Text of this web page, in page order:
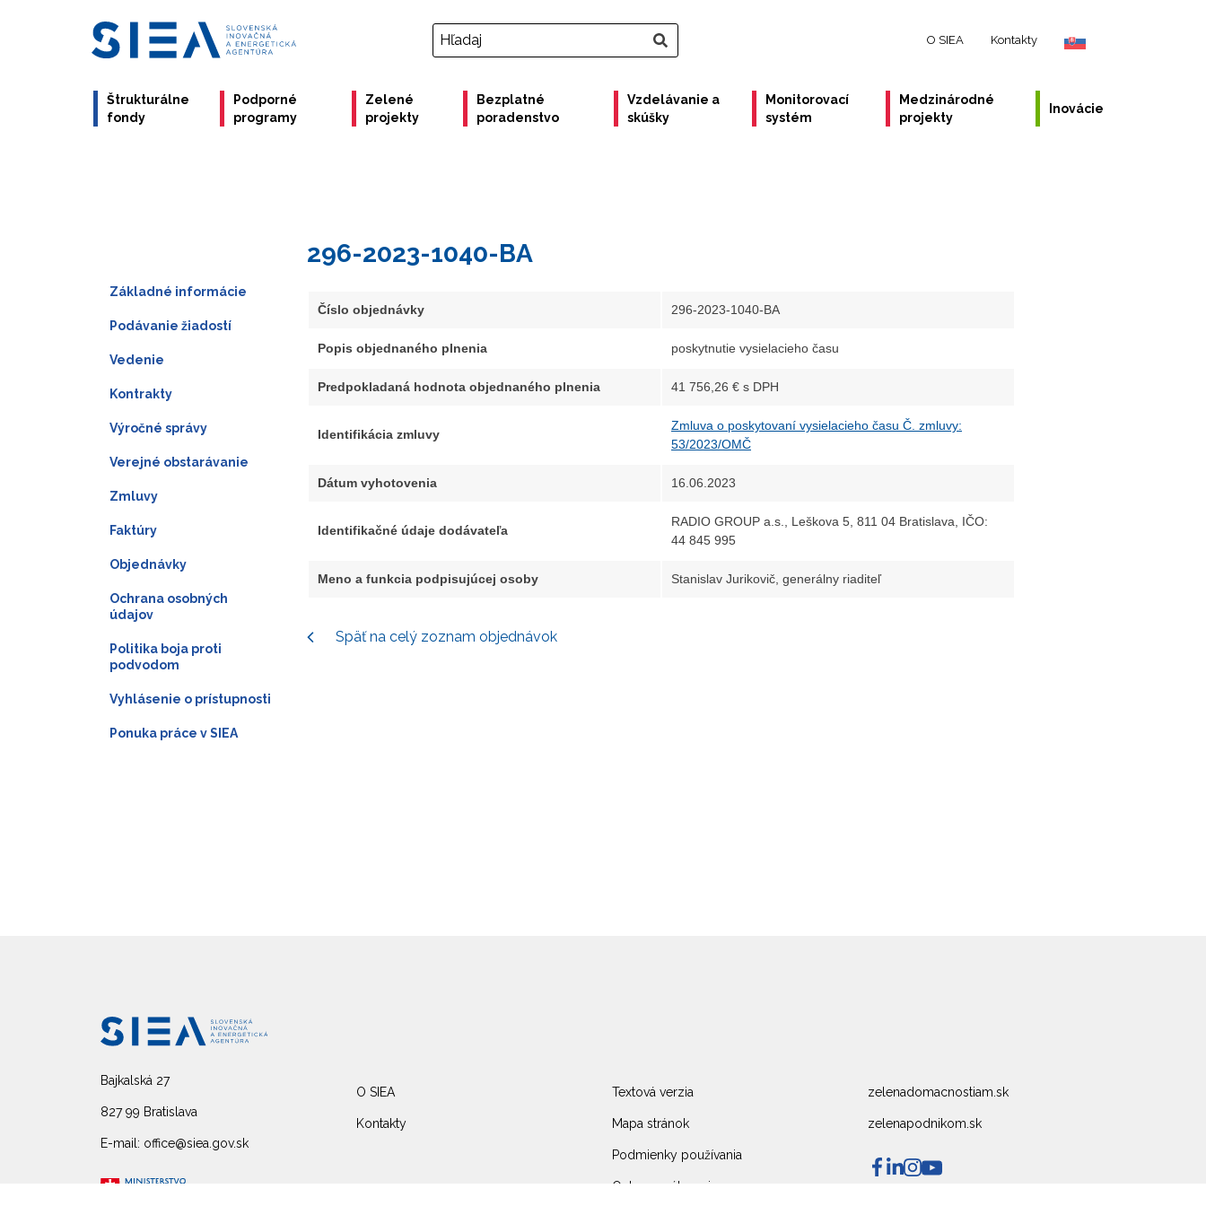
O SIEA Kontakty
Štrukturálne
fondy
Podporné
programy
Zelené
projekty
Bezplatné
poradenstvo
Vzdelávanie a
skúšky
Monitorovací
systém
Medzinárodné
projekty
Inovácie
296-2023-1040-BA
Číslo objednávky 296-2023-1040-BA
Popis objednaného plnenia poskytnutie vysielacieho času
Predpokladaná hodnota objednaného plnenia 41 756,26 € s DPH
Identifikácia zmluvy
Zmluva o poskytovaní vysielacieho času Č. zmluvy:
53/2023/OMČ
Dátum vyhotovenia 16.06.2023
Identifikačné údaje dodávateľa
RADIO GROUP a.s., Leškova 5, 811 04 Bratislava, IČO:
44 845 995
Meno a funkcia podpisujúcej osoby Stanislav Jurikovič, generálny riaditeľ
Späť na celý zoznam objednávok
Základné informácie
Podávanie žiadostí
Vedenie
Kontrakty
Výročné správy
Verejné obstarávanie
Zmluvy
Faktúry
Objednávky
Ochrana osobných
údajov
Politika boja proti
podvodom
Vyhlásenie o prístupnosti
Ponuka práce v SIEA
Bajkalská 27
827 99 Bratislava
E-mail: office@siea.gov.sk
O SIEA
Kontakty
Textová verzia
Mapa stránok
Podmienky používania
Ochrana súkromia
zelenadomacnostiam.sk
zelenapodnikom.sk